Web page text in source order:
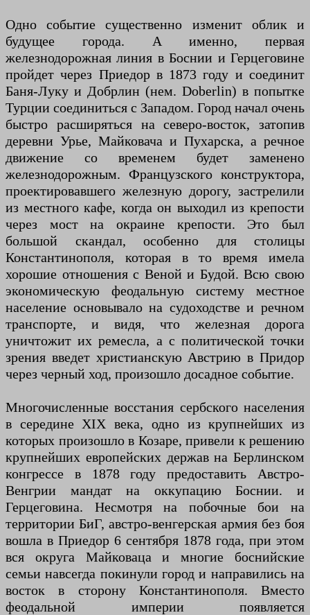
Одно событие существенно изменит облик и
будущее города. А именно, первая
железнодорожная линия в Боснии и Герцеговине
пройдет через Приедор в 1873 году и соединит
Баня-Луку и Добрлин (нем. Doberlin) в попытке
Турции соединиться с Западом. Город начал очень
быстро расширяться на северо-восток, затопив
деревни Урье, Майковача и Пухарска, а речное
движение со временем будет заменено
железнодорожным. Французского конструктора,
проектировавшего железную дорогу, застрелили
из местного кафе, когда он выходил из крепости
через мост на окраине крепости. Это был
большой скандал, особенно для столицы
Константинополя, которая в то время имела
хорошие отношения с Веной и Будой. Всю свою
экономическую феодальную систему местное
население основывало на судоходстве и речном
транспорте, и видя, что железная дорога
уничтожит их ремесла, а с политической точки
зрения введет христианскую Австрию в Придор
через черный ход, произошло досадное событие.
Многочисленные восстания сербского населения
в середине XIX века, одно из крупнейших из
которых произошло в Козаре, привели к решению
крупнейших европейских держав на Берлинском
конгрессе в 1878 году предоставить Австро-
Венгрии мандат на оккупацию Боснии. и
Герцеговина. Несмотря на побочные бои на
территории БиГ, австро-венгерская армия без боя
вошла в Приедор 6 сентября 1878 года, при этом
вся округа Майковаца и многие боснийские
семьи навсегда покинули город и направились на
восток в сторону Константинополя. Вместо
феодальной империи появляется